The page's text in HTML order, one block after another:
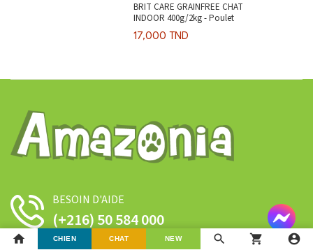
BRIT CARE GRAINFREE CHAT
INDOOR 400g/2kg - Poulet
17,000 TND
BESOIN D'AIDE
(+216) 50 584 000
home CHIEN CHAT NEW search shopping_cart account_circle